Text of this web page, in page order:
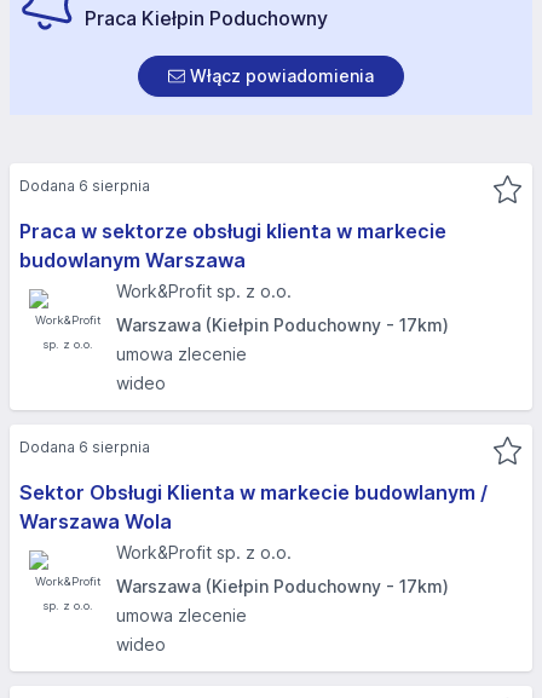
Praca Kiełpin Poduchowny
Włącz powiadomienia
Praca w sektorze obsługi klienta w markecie
budowlanym Warszawa
Work&Profit sp. z o.o.
Warszawa (Kiełpin Poduchowny - 17km)
umowa zlecenie
wideo
Dodana 6 sierpnia
Sektor Obsługi Klienta w markecie budowlanym /
Warszawa Wola
Work&Profit sp. z o.o.
Warszawa (Kiełpin Poduchowny - 17km)
umowa zlecenie
wideo
Dodana 6 sierpnia